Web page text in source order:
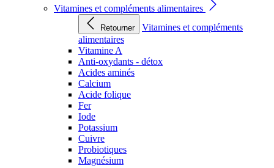
Vitamines et compléments alimentaires
Retourner
Vitamines et compléments
alimentaires
Vitamine A
Anti-oxydants - détox
Acides aminés
Calcium
Acide folique
Fer
Iode
Potassium
Cuivre
Probiotiques
Magnésium